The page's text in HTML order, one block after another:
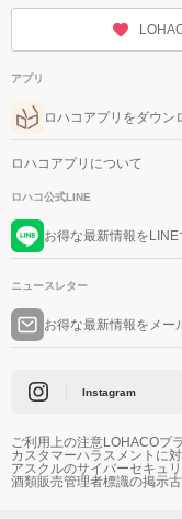
アプリ
ロハコアプリをダウン
ロハコアプリについて
ロハコ公式LINE
お得な最新情報を
ニュースレター
お得な最新情報をメー
Instagram
ご利用上の注意LOHACOプ
カスタマーハラスメントに
アスクルのサイバーセキュ
酒類販売管理者標識の掲示